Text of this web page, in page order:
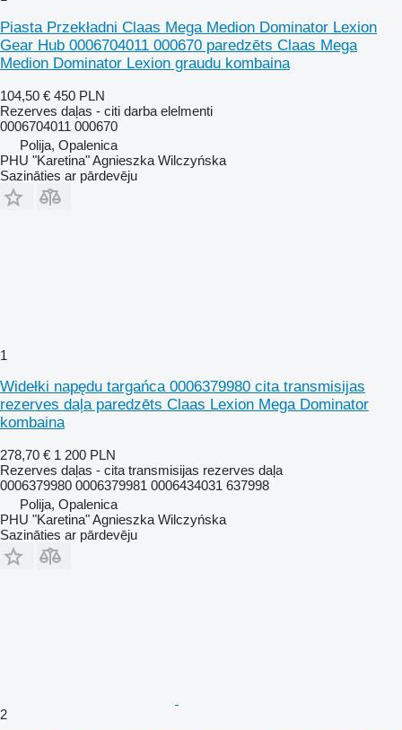
Piasta Przekładni Claas Mega Medion Dominator Lexion
Gear Hub 0006704011 000670 paredzēts Claas Mega
Medion Dominator Lexion graudu kombaina
104,50 € 450 PLN
Rezerves daļas - citi darba elelmenti
0006704011 000670
Polija, Opalenica
PHU "Karetina" Agnieszka Wilczyńska
Sazināties ar pārdevēju
1
Widełki napędu targańca 0006379980 cita transmisijas
rezerves daļa paredzēts Claas Lexion Mega Dominator
kombaina
278,70 € 1 200 PLN
Rezerves daļas - cita transmisijas rezerves daļa
0006379980 0006379981 0006434031 637998
Polija, Opalenica
PHU "Karetina" Agnieszka Wilczyńska
Sazināties ar pārdevēju
2